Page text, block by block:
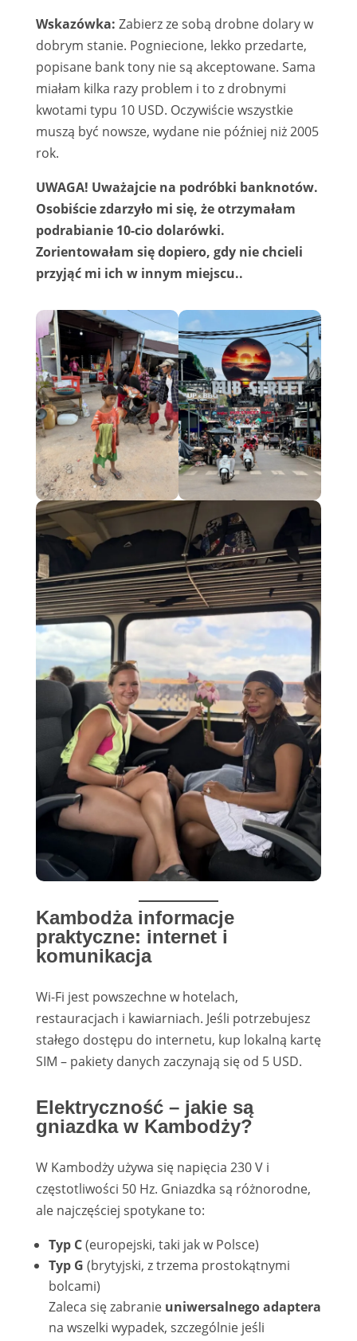
Wskazówka: Zabierz ze sobą drobne dolary w
dobrym stanie. Pogniecione, lekko przedarte,
popisane bank tony nie są akceptowane. Sama
miałam kilka razy problem i to z drobnymi
kwotami typu 10 USD. Oczywiście wszystkie
muszą być nowsze, wydane nie później niż 2005
rok.
UWAGA! Uważajcie na podróbki banknotów.
Osobiście zdarzyło mi się, że otrzymałam
podrabianie 10-cio dolarówki.
Zorientowałam się dopiero, gdy nie chcieli
przyjąć mi ich w innym miejscu..
Kambodża informacje
praktyczne: internet i
komunikacja
Wi-Fi jest powszechne w hotelach,
restauracjach i kawiarniach. Jeśli potrzebujesz
stałego dostępu do internetu, kup lokalną kartę
SIM – pakiety danych zaczynają się od 5 USD.
Elektryczność – jakie są
gniazdka w Kambodży?
W Kambodży używa się napięcia 230 V i
częstotliwości 50 Hz. Gniazdka są różnorodne,
ale najczęściej spotykane to:
Typ C(europejski, taki jak w Polsce)
Typ G (brytyjski, z trzema prostokątnymi
bolcami)
Zaleca się zabranie uniwersalnego adaptera
na wszelki wypadek, szczególnie jeśli